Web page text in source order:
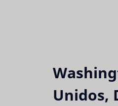
Unidos,